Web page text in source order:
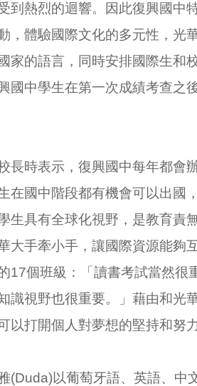
到熱烈的迴響。因此復興國中
，體驗國際文化的多元性，光
家的語言，同時安排國際生和
國中學生在第一次成績考查之
長時表示，復興國中每年都會
在國中階段都有機會可以出國
生具有全球化視野，是教育責
大手牽小手，讓國際資源能夠
17個班級：「讀書考試當然很
識視野也很重要。」藉由和光
以打開個人對夢想的堅持和努
(Duda)以葡萄牙語、英語、中